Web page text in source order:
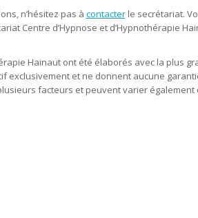
n’hésitez pas à contacterle secrétariat.
Centre d’Hypnose et d’Hypnothérapie
Hainaut ont été élaborés avec la plus
exclusivement et ne donnent aucune
facteurs et peuvent varier également